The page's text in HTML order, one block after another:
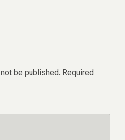
be published. Required